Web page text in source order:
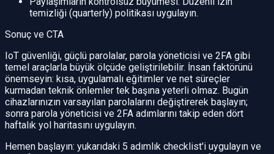
temizliği (quarterly) politikası uygulayın.
Sonuç ve CTA
IoT güvenliği, güçlü parolalar, parola yöneticisi ve 2FA gibi
temel araçlarla büyük ölçüde geliştirilebilir. İnsan faktörünü
önemseyin: kısa, uygulamalı eğitimler ve net süreçler
kurmadan teknik önlemler tek başına yeterli olmaz. Bugün
cihazlarınızın varsayılan parolalarını değiştirerek başlayın;
sonra parola yöneticisi ve 2FA adımlarını takip eden dört
haftalık yol haritasını uygulayın.
Hemen başlayın: yukarıdaki 5 adımlık checklist'i uygulayın ve